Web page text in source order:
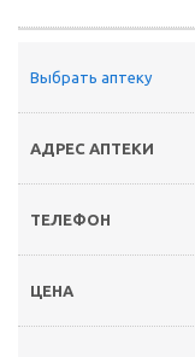
Выбрать аптеку